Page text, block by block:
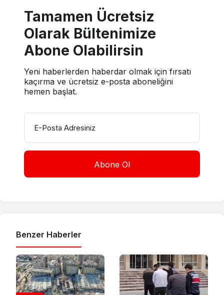
Tamamen Ücretsiz
Olarak Bültenimize
Abone Olabilirsin
Yeni haberlerden haberdar olmak için fırsatı
kaçırma ve ücretsiz e-posta aboneliğini
hemen başlat.
E-Posta Adresiniz
Benzer Haberler